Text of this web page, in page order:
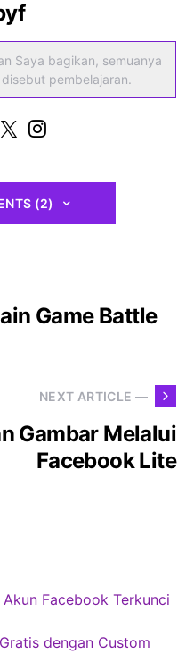
Saya bagikan, semuanya
pembelajaran.
(2)
Game Battle
NEXT ARTICLE —
Gambar Melalui
Facebook Lite
Facebook Terkunci
dengan Custom